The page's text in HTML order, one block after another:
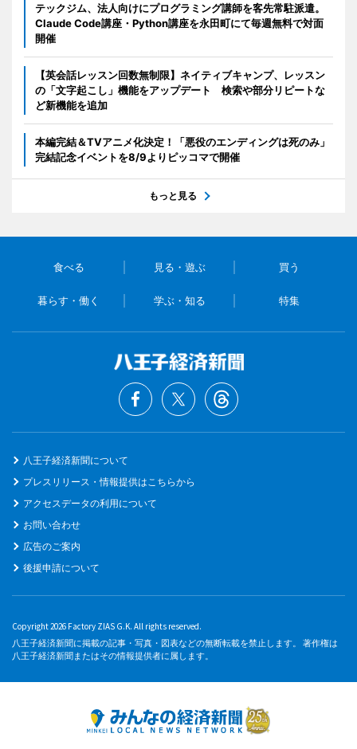
テックジム、法人向けにプログラミング講師を客先常駐派遣。
Claude Code講座・Python講座を永田町にて毎週無料で対面
開催
【英会話レッスン回数無制限】ネイティブキャンプ、レッスン
の「文字起こし」機能をアップデート 検索や部分リピートな
ど新機能を追加
本編完結＆TVアニメ化決定！「悪役のエンディングは死のみ」
完結記念イベントを8/9よりピッコマで開催
もっと見る
食べる 見る・遊ぶ 買う
暮らす・働く 学ぶ・知る 特集
八王子経済新聞について
プレスリリース・情報提供はこちらから
アクセスデータの利用について
お問い合わせ
広告のご案内
後援申請について
Copyright 2026 Factory ZIAS G.K. All rights reserved.
八王子経済新聞に掲載の記事・写真・図表などの無断転載を禁止します。 著作権は
八王子経済新聞またはその情報提供者に属します。